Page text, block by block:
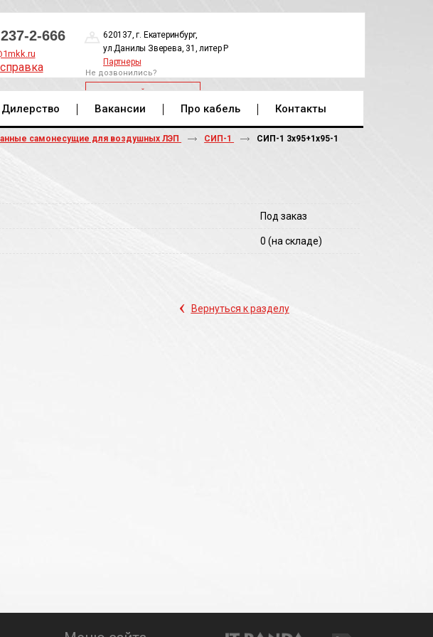
2-666
620137, г. Екатеринбург,
ул.Данилы Зверева, 31, литер Р
Партнеры
Не дозвонились?
ОБРАТНЫЙ ЗВОНОК
Дилерство Вакансии Про кабель Контакты
самонесущие для воздушных ЛЭП СИП-1 СИП-1 3х95+1х95-1
Под заказ
0 (на складе)
‹ Вернуться к разделу